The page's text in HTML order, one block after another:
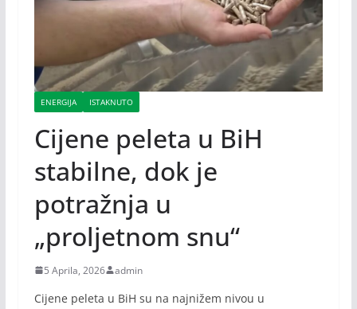
ENERGIJA ISTAKNUTO
Cijene peleta u BiH
stabilne, dok je
potražnja u
„proljetnom snu“
5 Aprila, 2026 admin
Cijene peleta u BiH su na najnižem nivou u